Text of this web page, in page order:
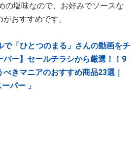
の塩味なので、お好みでソースな
おすすめです。
「ひとつのまる」さんの動画をチ
パー】セールチラシから厳選！！9
きマニアのおすすめ商品23選｜
パー 」